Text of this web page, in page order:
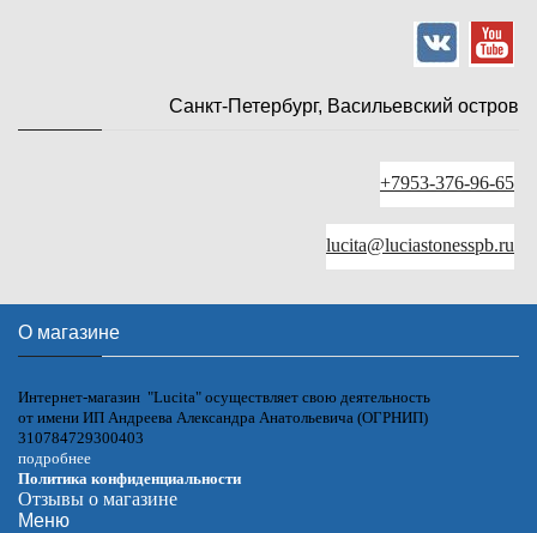
Санкт-Петербург, Васильевский остров
+7953-376-96-65
lucita@luciastonesspb.ru
О магазине
Интернет-магазин "Lucita" осуществляет свою деятельность
от имени ИП Андреева Александра Анатольевича (ОГРНИП)
310784729300403
подробнее
Политика конфиденциальности
Отзывы о магазине
Меню